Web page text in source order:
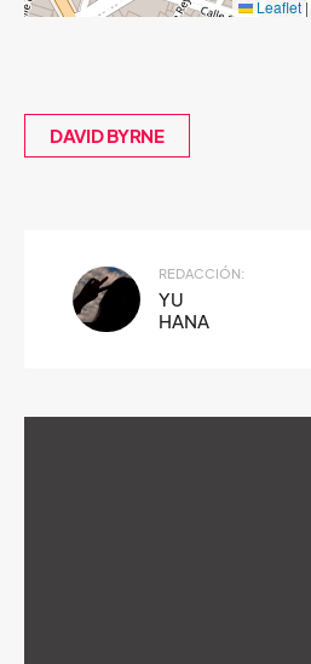
Leaflet|
DAVID BYRNE
REDACCIÓN:
YU
HANA